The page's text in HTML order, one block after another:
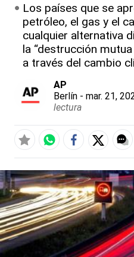
Los países que se
petróleo, el gas y el
cualquier alternativa
la “destrucción
a través del cambio
AP
Berlín - mar. 21,
lectura